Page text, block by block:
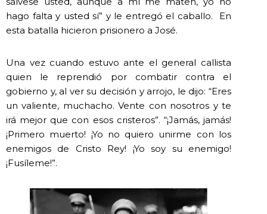
hago falta y usted sí” y le entregó el caballo. En
esta batalla hicieron prisionero a José.
Una vez cuando estuvo ante el general callista
quien le reprendió por combatir contra el
gobierno y, al ver su decisión y arrojo, le dijo: “Eres
un valiente, muchacho. Vente con nosotros y te
irá mejor que con esos cristeros”. “¡Jamás, jamás!
¡Primero muerto! ¡Yo no quiero unirme con los
enemigos de Cristo Rey! ¡Yo soy su enemigo!
¡Fusíleme!”.